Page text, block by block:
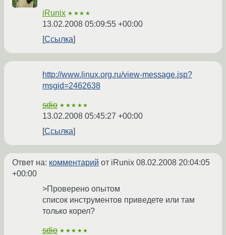
iRunix ★★★★
13.02.2008 05:09:55 +00:00
Ссылка
http://www.linux.org.ru/view-message.jsp?
msgid=2462638
sdio ★★★★★
13.02.2008 05:45:27 +00:00
Ссылка
Ответ на: комментарий от iRunix 08.02.2008 20:04:05
+00:00
>Проверено опытом
список инструментов приведете или там
только корел?
sdio ★★★★★